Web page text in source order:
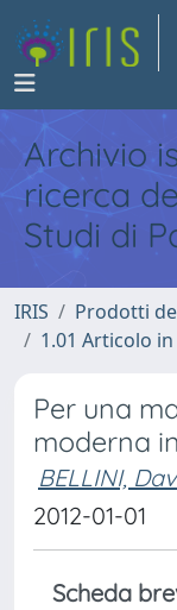
Archivio
ricerca
Studi di
IRIS Prodotti
1.01 Articolo
Per una
moderna
BELLINI,
2012-01-01
Scheda